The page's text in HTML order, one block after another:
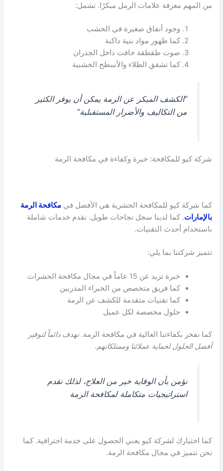
من المهم معرفة علامات الرمل مبكرًا. تشمل:
وجود أنفاق صغيرة في الخشب
كما ظهور مواد بنية داكنة
صوت طقطقة خافت داخل الجدران
كما تشقق الطلاء والأسطح الخشبية
“الكشف المبكر عن الرمة يمكن أن يوفر الكثير
من التكاليف والأضرار المستقبلية”
شركة كيو للمكافحة: خبرة وكفاءة في مكافحة الرمة
كما شركة كيو للمكافحة الحشرية هي الأفضل فيمكافحة الرمة
بالإمارات. كما لدينا سجل نجاحات طويل. نقدم خدمات شاملة
باستخدام أحدث التقنيات.
تتميز شركتنا بما يلي:
خبرة تزيد عن 15 عاماً في مجال مكافحة الحشرات
كما فريق متخصص من الخبراء المدربين
كما تقنيات متقدمة للكشف عن الرمة
حلول مخصصة لكل عميل
كما نفخر بكفاءتنا العالية في مكافحة الرمة.نهدف دائماً لتوفير
أفضل الحلول لحماية عملائنا وممتلكاتهم.
نؤمن بأن الوقاية خير من العلاج، لذلك نقدم
استراتيجيات متكاملة لمكافحة الرمة
كما اختيارك لشركة كيو يعني الحصول على خدمة احترافية. كما
نحن نتميز في مجال مكافحة الرمة.